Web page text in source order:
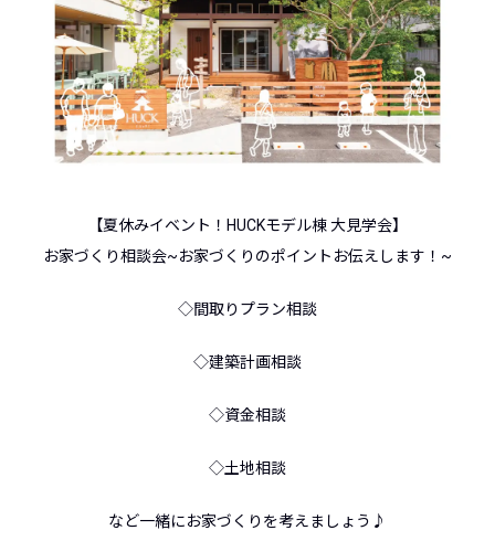
【夏休みイベント！HUCKモデル棟 大見学会】
お家づくり相談会~お家づくりのポイントお伝えします！~
◇間取りプラン相談
◇建築計画相談
◇資金相談
◇土地相談
など一緒にお家づくりを考えましょう♪